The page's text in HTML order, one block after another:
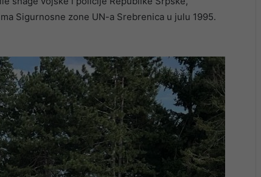
Sigurnosne zone UN-a Srebrenica u julu 1995.